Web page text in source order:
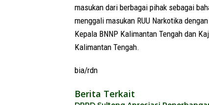
masukan dari berbagai pihak sebagai
menggali masukan RUU Narkotika
Kepala BNNP Kalimantan Tengah dan
Kalimantan Tengah.
bia/rdn
Berita Terkait